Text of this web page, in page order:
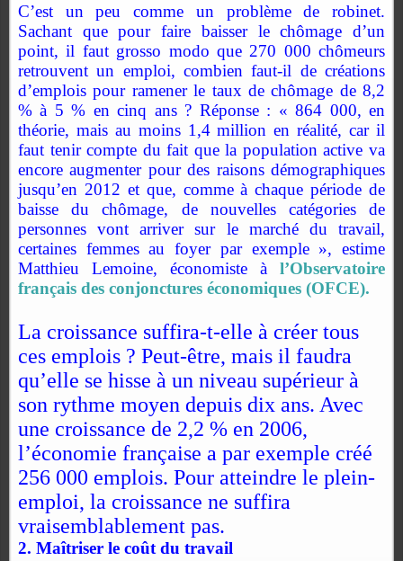
C’est un peu comme un problème de robinet.
Sachant que pour faire baisser le chômage d’un
point, il faut grosso modo que 270 000 chômeurs
retrouvent un emploi, combien faut-il de créations
d’emplois pour ramener le taux de chômage de 8,2
% à 5 % en cinq ans ? Réponse : « 864 000, en
théorie, mais au moins 1,4 million en réalité, car il
faut tenir compte du fait que la population active va
encore augmenter pour des raisons démographiques
jusqu’en 2012 et que, comme à chaque période de
baisse du chômage, de nouvelles catégories de
personnes vont arriver sur le marché du travail,
certaines femmes au foyer par exemple », estime
Matthieu Lemoine, économiste à l’Observatoire
français des conjonctures économiques (OFCE).
La croissance suffira-t-elle à créer tous
ces emplois ? Peut-être, mais il faudra
qu’elle se hisse à un niveau supérieur à
son rythme moyen depuis dix ans. Avec
une croissance de 2,2 % en 2006,
l’économie française a par exemple créé
256 000 emplois. Pour atteindre le plein-
emploi, la croissance ne suffira
vraisemblablement pas.
2. Maîtriser le coût du travail